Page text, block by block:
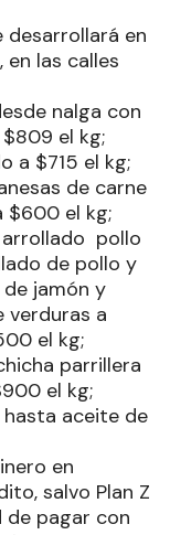
desarrollará en
las calles
nalga con
el kg;
a $715 el kg;
de carne
$600 el kg;
arrollado pollo
de pollo y
jamón y
verduras a
el kg;
parrillera
el kg;
hasta aceite de
en
salvo Plan Z
de pagar con